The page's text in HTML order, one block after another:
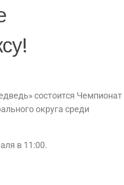
состоится Чемпионат
округа среди
в 11:00.